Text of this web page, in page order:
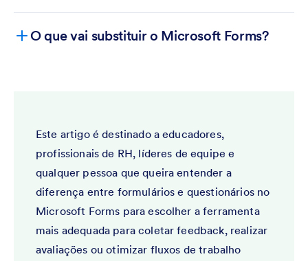
O que vai substituir o Microsoft Forms?
Este artigo é destinado a educadores,
profissionais de RH, líderes de equipe e
qualquer pessoa que queira entender a
diferença entre formulários e questionários no
Microsoft Forms para escolher a ferramenta
mais adequada para coletar feedback, realizar
avaliações ou otimizar fluxos de trabalho